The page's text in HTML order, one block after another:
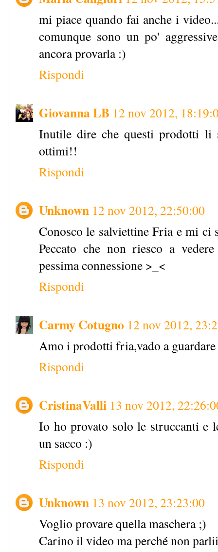
mi piace quando fai anche i
comunque sono un po'
ancora provarla :)
Rispondi
Giovanna LB 12 nov 2012,
Inutile dire che questi prodotti li
ottimi!!
Rispondi
Unknown 12 nov 2012, 22:50:00
Conosco le salviettine Fria e mi ci
Peccato che non riesco a
pessima connessione >_<
Rispondi
Carmy Cotugno 12 nov 2012,
Amo i prodotti fria,vado a
Rispondi
CristinaValli 13 nov 2012,
Io ho provato solo le struccanti e
un sacco :)
Rispondi
Unknown 13 nov 2012, 23:23:00
Voglio provare quella maschera ;)
Carino il video ma perché non